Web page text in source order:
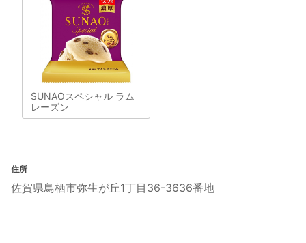
SUNAOスペシャル ラム
レーズン
住所
佐賀県鳥栖市弥生が丘1丁目36-3636番地